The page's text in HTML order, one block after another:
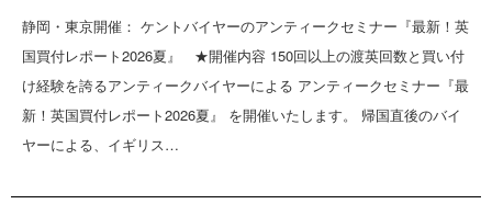
静岡・東京開催： ケントバイヤーのアンティークセミナー『最新！英
国買付レポート2026夏』 ★開催内容 150回以上の渡英回数と買い付
け経験を誇るアンティークバイヤーによる アンティークセミナー『最
新！英国買付レポート2026夏』 を開催いたします。 帰国直後のバイ
ヤーによる、イギリス…